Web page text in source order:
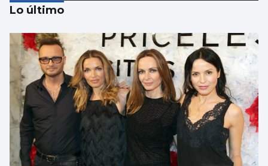
La gasolina subió un 9% en el último mes y
el diésel el doble
Lo último